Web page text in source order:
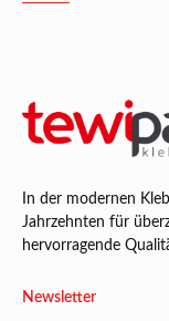
In der modernen
Jahrzehnten für
hervorragende
Newsletter